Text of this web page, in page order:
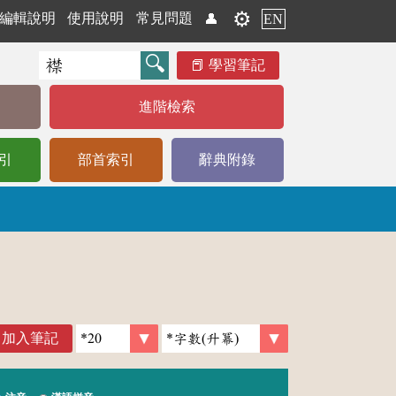
編輯說明 使用說明 常見問題 👤 ⚙️ EN
學習筆記
進階檢索
部首索引 辭典附錄
加入筆記